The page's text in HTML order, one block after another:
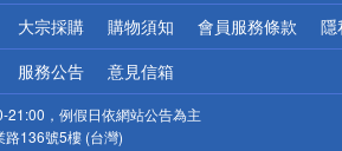
大宗採購 購物須知 會員服務條款 隱
服務公告 意見信箱
21:00，例假日依網站公告為主
路136號5樓 (台灣)